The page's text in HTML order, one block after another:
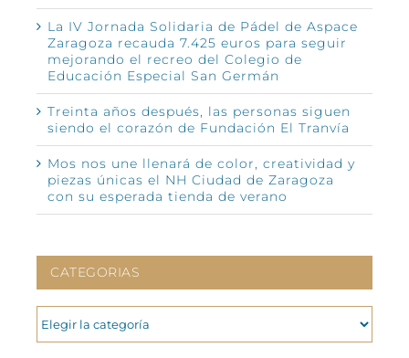
La IV Jornada Solidaria de Pádel de Aspace
Zaragoza recauda 7.425 euros para seguir
mejorando el recreo del Colegio de
Educación Especial San Germán
Treinta años después, las personas siguen
siendo el corazón de Fundación El Tranvía
Mos nos une llenará de color, creatividad y
piezas únicas el NH Ciudad de Zaragoza
con su esperada tienda de verano
CATEGORIAS
CATEGORIAS